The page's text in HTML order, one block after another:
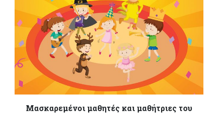
Μασκαρεμένοι μαθητές και μαθήτριες του